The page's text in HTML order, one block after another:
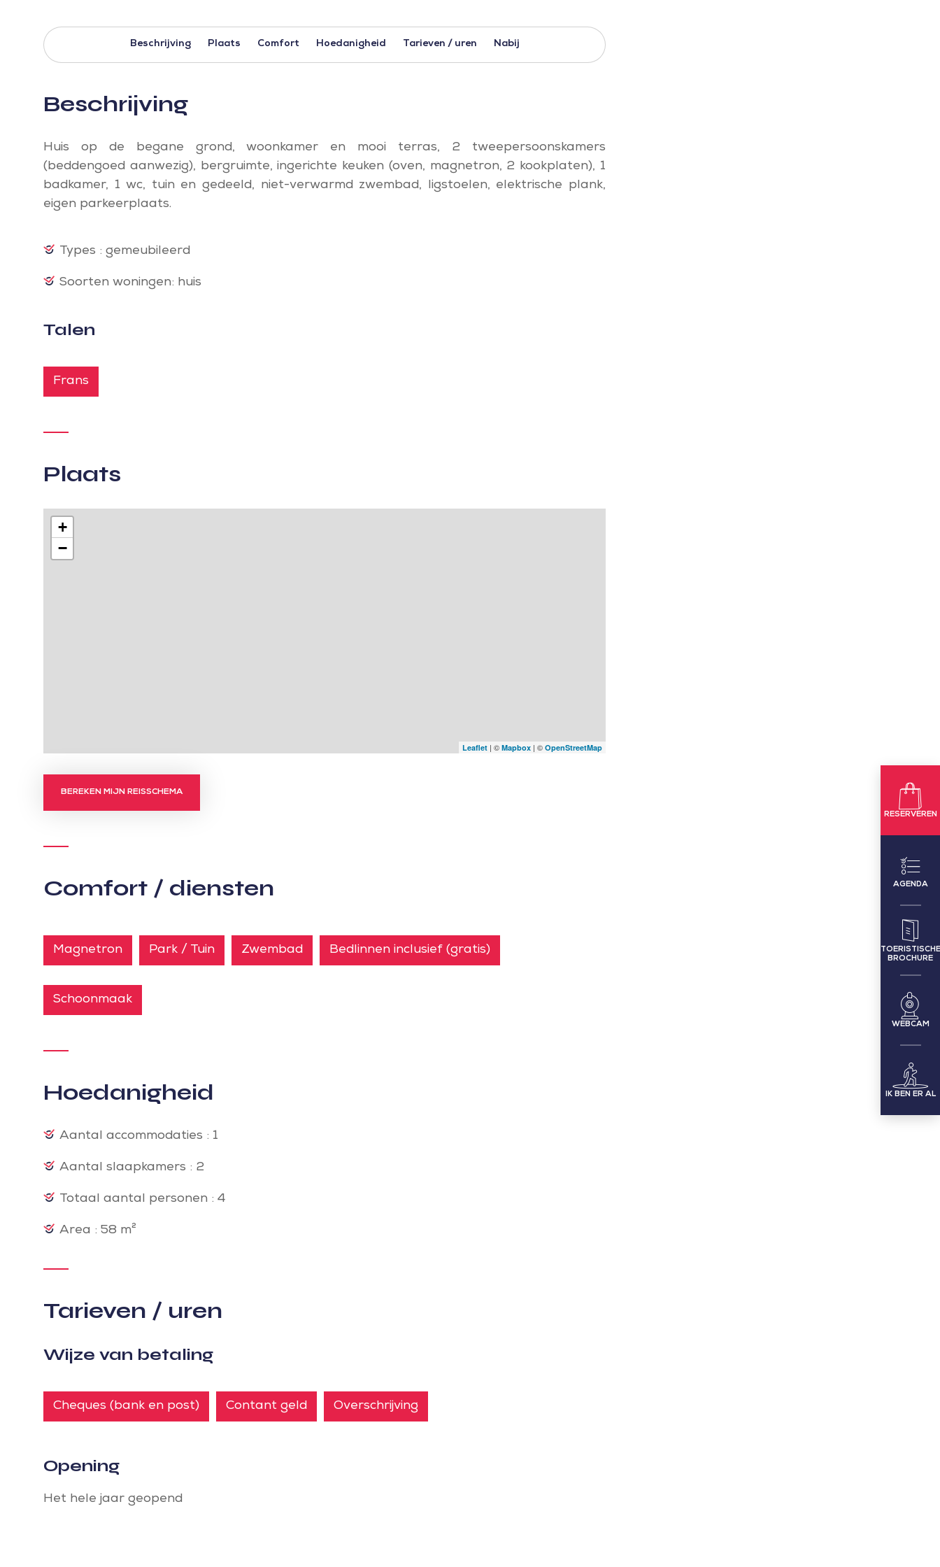
RESERVEREN
AGENDA
TOERISTISCHE
BROCHURE
WEBCAM
IK BEN ER AL
Beschrijving Plaats Comfort Hoedanigheid Tarieven / uren Nabij
Beschrijving
Huis op de begane grond, woonkamer en mooi terras, 2 tweepersoonskamers
(beddengoed aanwezig), bergruimte, ingerichte keuken (oven, magnetron, 2 kookplaten), 1
badkamer, 1 wc, tuin en gedeeld, niet-verwarmd zwembad, ligstoelen, elektrische plank,
eigen parkeerplaats.
Types : gemeubileerd
Soorten woningen: huis
Talen
Frans
Plaats
+
−
Leaflet | © Mapbox | © OpenStreetMap
BEREKEN MIJN REISSCHEMA
Comfort / diensten
Magnetron Park / Tuin Zwembad Bedlinnen inclusief (gratis)
Schoonmaak
Hoedanigheid
Aantal accommodaties : 1
Aantal slaapkamers : 2
Totaal aantal personen : 4
Area : 58 m²
Tarieven / uren
Wijze van betaling
Cheques (bank en post) Contant geld Overschrijving
Opening
Het hele jaar geopend